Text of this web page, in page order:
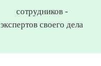
сотрудников -
экспертов своего дела